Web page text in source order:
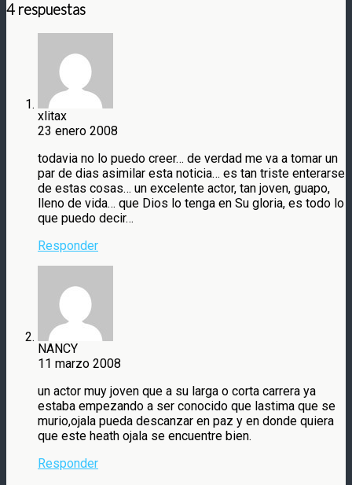
4 respuestas
xlitax
23 enero 2008
todavia no lo puedo creer… de verdad me va a tomar un
par de dias asimilar esta noticia… es tan triste enterarse
de estas cosas… un excelente actor, tan joven, guapo,
lleno de vida… que Dios lo tenga en Su gloria, es todo lo
que puedo decir…
Responder
NANCY
11 marzo 2008
un actor muy joven que a su larga o corta carrera ya
estaba empezando a ser conocido que lastima que se
murio,ojala pueda descanzar en paz y en donde quiera
que este heath ojala se encuentre bien.
Responder